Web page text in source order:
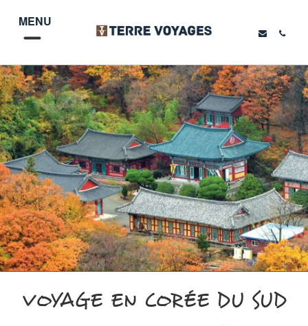
MENU
VOYAGE EN CORÉE DU SUD